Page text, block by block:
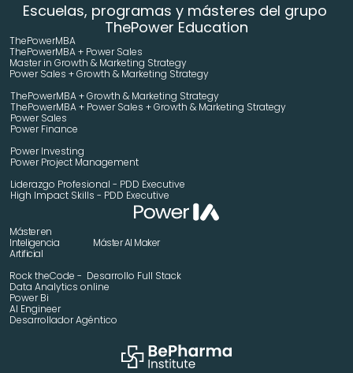
Escuelas, programas y másteres del grupo
ThePower Education
ThePowerMBA
ThePowerMBA + Power Sales
Master in Growth & Marketing Strategy
Power Sales + Growth & Marketing Strategy
ThePowerMBA + Growth & Marketing Strategy
ThePowerMBA + Power Sales + Growth & Marketing Strategy
Power Sales
Power Finance
Power Investing
Power Project Management
Liderazgo Profesional - PDD Executive
High Impact Skills - PDD Executive
Máster en
Inteligencia
Artificial
Máster AI Maker
Rock theCode -  Desarrollo Full Stack
Data Analytics online
Power Bi
AI Engineer
Desarrollador Agéntico